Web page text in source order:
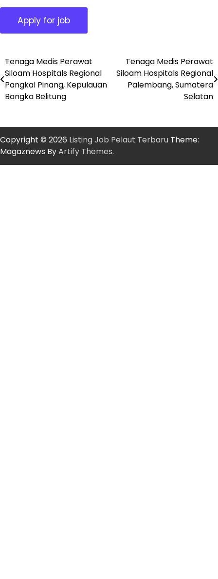
Post
navigation
Tenaga Medis Perawat
Siloam Hospitals Regional
Pangkal Pinang, Kepulauan
Bangka Belitung
Tenaga Medis Perawat
Siloam Hospitals Regional
Palembang, Sumatera
Selatan
Copyright © 2026 Listing Job Pelaut Terbaru Theme:
Magaznews ByArtify Themes.